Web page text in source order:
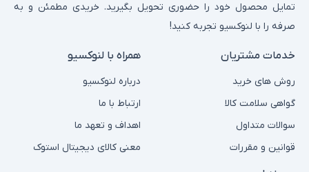
تمایل محصول خود را حضوری تحویل بگیرید. خریدی مطمئن و به
صرفه را با لنوکسیو تجربه کنید!
خدمات مشتریان
روش های خرید
گواهی سلامت کالا
سوالات متداول
قوانین و مقررات
همراه با لنوکسیو
درباره لنوکسیو
ارتباط با ما
اهداف و تعهد ما
معنی کالای دیجیتال استوک